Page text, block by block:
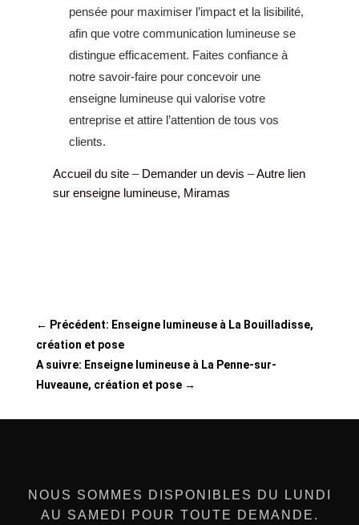
pensée pour maximiser l’impact et la lisibilité,
afin que votre communication lumineuse se
distingue efficacement. Faites confiance à
notre savoir-faire pour concevoir une
enseigne lumineuse qui valorise votre
entreprise et attire l’attention de tous vos
clients.
Accueil du site – Demander un devis –Autre lien
sur enseigne lumineuse, Miramas
← Précédent: Enseigne lumineuse à La Bouilladisse,
création et pose
A suivre: Enseigne lumineuse à La Penne-sur-
Huveaune, création et pose→
NOUS SOMMES DISPONIBLES DU LUNDI
AU SAMEDI POUR TOUTE DEMANDE.